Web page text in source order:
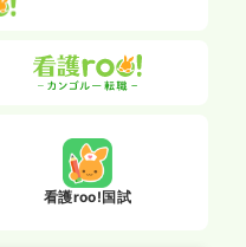
看護roo!国試